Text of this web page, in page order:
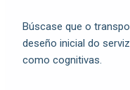
Búscase que o
deseño inicial do
como cognitivas.